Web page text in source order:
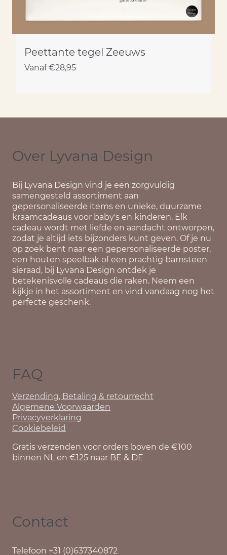
Peettante tegel Zeeuws
Vanaf €28,95
Over Lyvana Design
Bij Lyvana Design vind je een zorgvuldig
samengesteld assortiment aan
gepersonaliseerde items en unieke, duurzame
kraamcadeaus voor baby's en kinderen. Elk
cadeau wordt met liefde en aandacht ontworpen,
zodat je altijd iets bijzonders kunt geven. Of je nu
op zoek bent naar een gepersonaliseerde poster,
een houten speelbak of een prachtig barnsteen
sieraad, bij Lyvana Design ontdek je
betekenisvolle cadeaus die raken. Neem een
kijkje in het assortiment en vind vandaag nog het
perfecte geschenk.
FAQ
Verzending, Betaling & retourrecht
Algemene Voorwaarden
Privacyverklaring
Cookiebeleid
Gratis verzenden voor orders boven de €100
binnen NL en €125 naar BE & DE
Contact
Telefoon +31 (0)637340872